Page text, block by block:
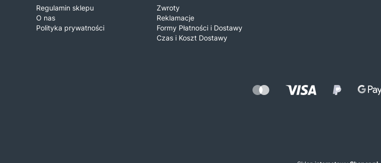
Regulamin sklepu
O nas
Polityka prywatności
Zwroty
Reklamacje
Formy Płatności i Dostawy
Czas i Koszt Dostawy